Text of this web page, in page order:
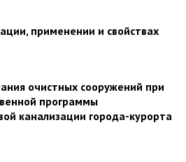
применении и свойствах
очистных сооружений при
программы
канализации города-курорта